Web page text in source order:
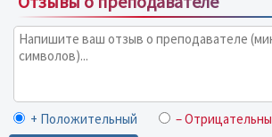
+ Положительный –